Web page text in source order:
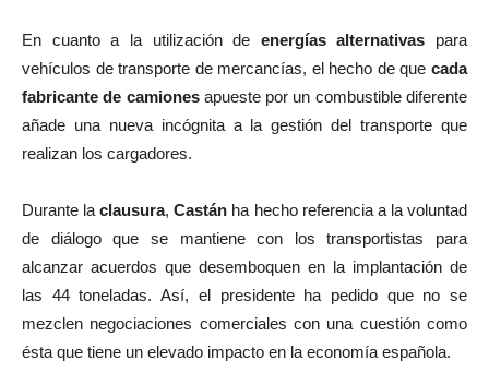
En cuanto a la utilización de energías alternativas para
vehículos de transporte de mercancías, el hecho de que cada
fabricante de camionesapueste por un combustible diferente
añade una nueva incógnita a la gestión del transporte que
realizan los cargadores.
Durante laclausura,Castán ha hecho referencia a la voluntad
de diálogo que se mantiene con los transportistas para
alcanzar acuerdos que desemboquen en la implantación de
las 44 toneladas. Así, el presidente ha pedido que no se
mezclen negociaciones comerciales con una cuestión como
ésta que tiene un elevado impacto en la economía española.